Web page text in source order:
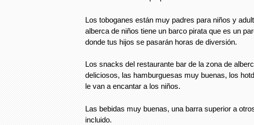
Los toboganes están muy padres para niños y
alberca de niños tiene un barco pirata que es un
donde tus hijos se pasarán horas de diversión.
Los snacks del restaurante bar de la zona de
deliciosos, las hamburguesas muy buenas, los
le van a encantar a los niños.
Las bebidas muy buenas, una barra superior a
incluido.